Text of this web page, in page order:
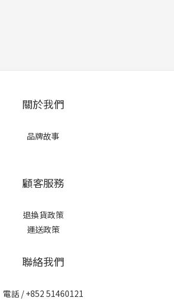
關於我們
品牌故事
顧客服務
退換貨政策
運送政策
聯絡我們
電話 / +852 51460121